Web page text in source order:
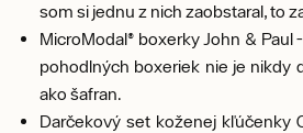
som si jednu z nich zaobstaral, to
MicroModal® boxerky John & Paul
pohodlných boxeriek nie je nikdy
ako šafran.
Darčekový set koženej kľúčenky